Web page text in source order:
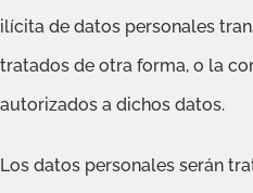
ilícita de datos personales
tratados de otra forma, o la
autorizados a dichos datos.
Los datos personales serán